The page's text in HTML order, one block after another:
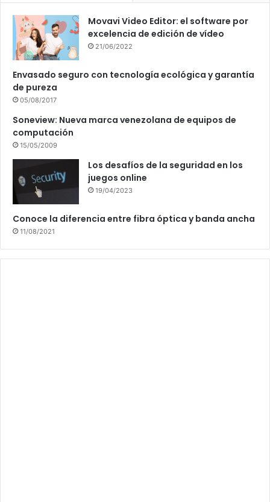
Movavi Video Editor: el software por
excelencia de edición de vídeo
21/06/2022
Envasado seguro con tecnología ecológica y garantía
de pureza
05/08/2017
Soneview: Nueva marca venezolana de equipos de
computación
15/05/2009
Los desafíos de la seguridad en los
juegos online
19/04/2023
Conoce la diferencia entre fibra óptica y banda ancha
11/08/2021